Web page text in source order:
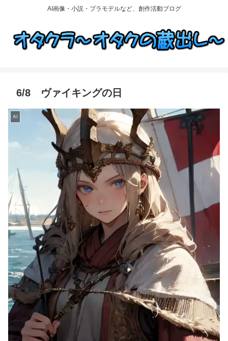
AI画像・小説・プラモデルなど、創作活動ブログ
6/8 ヴァイキングの日
AI